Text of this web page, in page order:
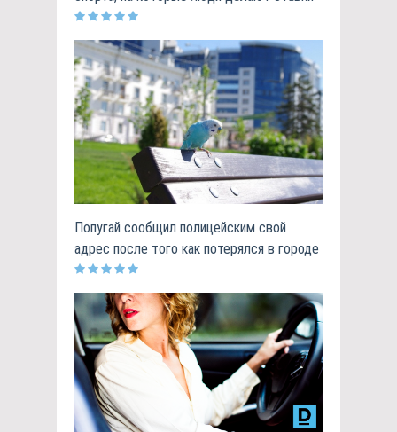
Попугай сообщил полицейским свой
адрес после того как потерялся в городе